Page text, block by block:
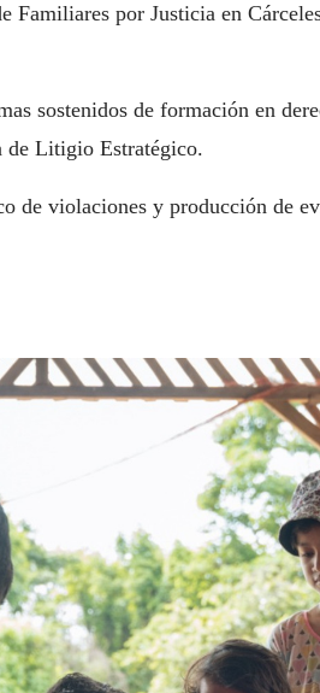
Familiares por Justicia en
sostenidos de formación en
de Litigio Estratégico.
de violaciones y producción de